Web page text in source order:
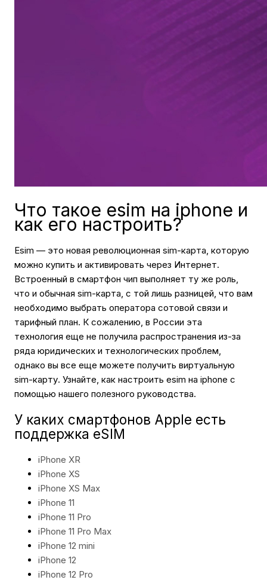
Что такое esim на iphone и
как его настроить?
Esim — это новая революционная sim-карта, которую
можно купить и активировать через Интернет.
Встроенный в смартфон чип выполняет ту же роль,
что и обычная sim-карта, с той лишь разницей, что вам
необходимо выбрать оператора сотовой связи и
тарифный план. К сожалению, в России эта
технология еще не получила распространения из-за
ряда юридических и технологических проблем,
однако вы все еще можете получить виртуальную
sim-карту. Узнайте, как настроить esim на iphone с
помощью нашего полезного руководства.
У каких смартфонов Apple есть
поддержка eSIM
iPhone XR
iPhone XS
iPhone XS Max
iPhone 11
iPhone 11 Pro
iPhone 11 Pro Max
iPhone 12 mini
iPhone 12
iPhone 12 Pro